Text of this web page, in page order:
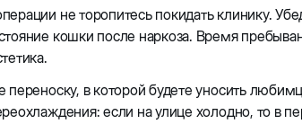
не торопитесь покидать клинику.
кошки после наркоза. Время
переноску, в которой будете уносить
если на улице холодно, то в